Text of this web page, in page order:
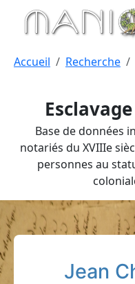
Aller au contenu principal
Base de données
notariés du XVIIIe
personnes au
Accueil Recherche
Jean